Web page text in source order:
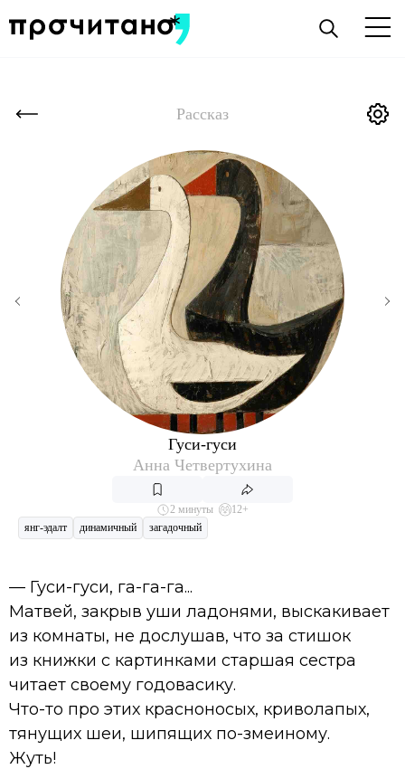
Рассказ
Гуси-гуси
Анна Четвертухина
2 минуты
12+
янг-эдалт
динамичный загадочный
— Гуси-гуси, га-га-га...
Матвей, закрыв уши ладонями, выскакивает
из комнаты, не дослушав, что за стишок
из книжки с картинками старшая сестра
читает своему годовасику.
Что-то про этих красноносых, криволапых,
тянущих шеи, шипящих по-змеиному.
Жуть!